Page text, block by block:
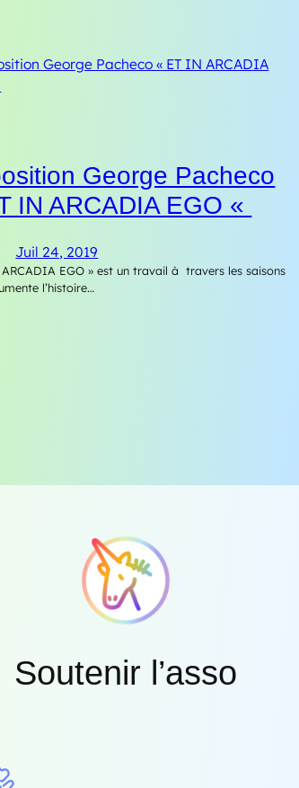
George Pacheco
IN ARCADIA EGO «
Juil 24, 2019
EGO » est un travail à travers les saisons
l’histoire…
Soutenir l’asso